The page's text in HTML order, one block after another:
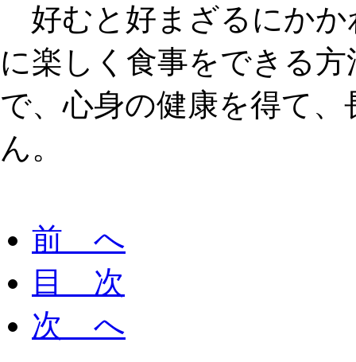
好むと好まざるにかか
に楽しく食事をできる
で、心身の健康を得て
ん。
前 へ
目 次
次 へ